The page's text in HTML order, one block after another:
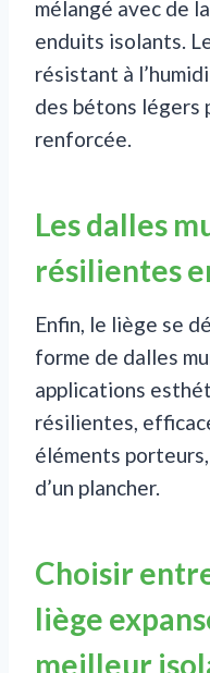
mélangé avec de
enduits isolants.
résistant à
des bétons légers
renforcée.
Les dalles
résilientes
Enfin, le liège se
forme de dalles
applications
résilientes,
éléments
d’un plancher.
Choisir
liège
meilleur